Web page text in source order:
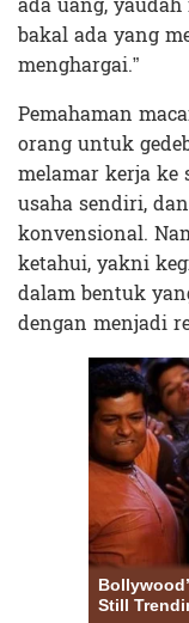
bakal ada yang
menghargai.”
Pemahaman
orang untuk
melamar kerja ke
usaha sendiri,
konvensional.
ketahui, yakni
dalam bentuk
dengan menjadi